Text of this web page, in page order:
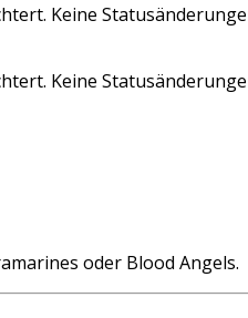
Keine
Keine
oder Blood Angels.